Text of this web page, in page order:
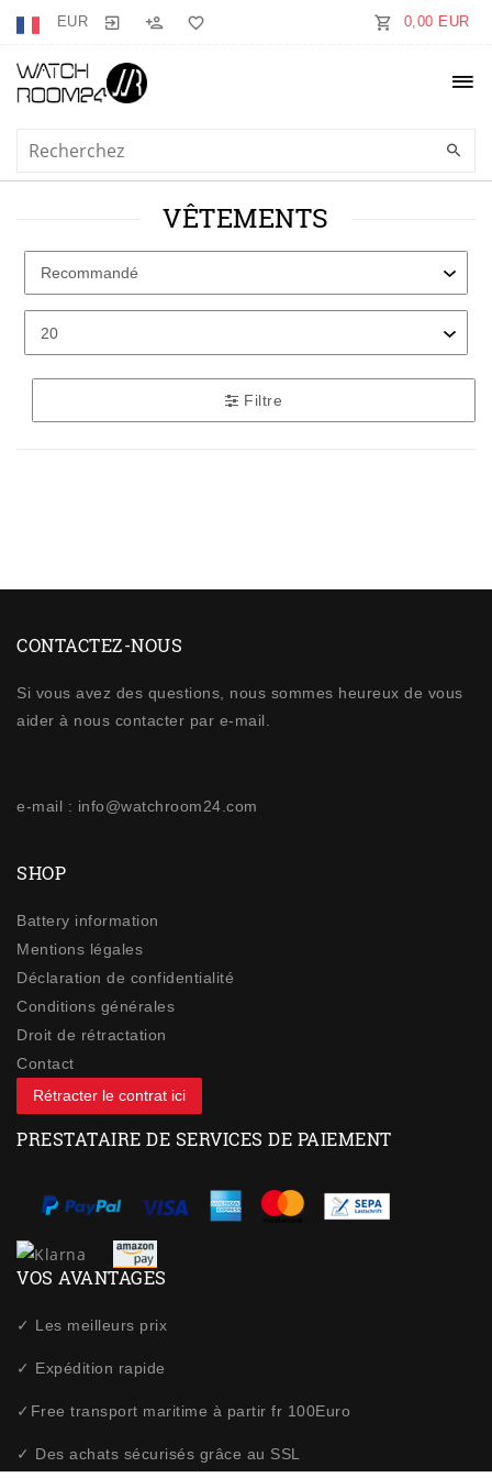
EUR 0,00 EUR
VÊTEMENTS
Filtre
CONTACTEZ-NOUS
Si vous avez des questions, nous sommes heureux de vous
aider à nous contacter par e-mail.
e-mail : info@watchroom24.com
SHOP
Battery information
Mentions légales
Déclaration de confidentialité
Conditions générales
Droit de rétractation
Contact
Rétracter le contrat ici
PRESTATAIRE DE SERVICES DE PAIEMENT
VOS AVANTAGES
✓ Les meilleurs prix
✓ Expédition rapide
✓Free transport maritime à partir fr 100Euro
✓ Des achats sécurisés grâce au SSL